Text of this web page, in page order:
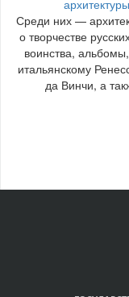
Среди них —
о творчестве
воинства,
итальянскому
да Винчи, а